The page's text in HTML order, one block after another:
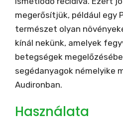
megerősítjük, például egy
természet olyan
kínál nekünk, amelyek
betegségek
segédanyagok némelyike
Audironban.
Használata